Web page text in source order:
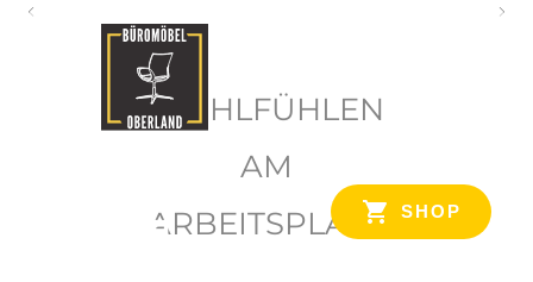
SHOP
WOHLFÜHLEN
AM
ARBEITSPLATZ